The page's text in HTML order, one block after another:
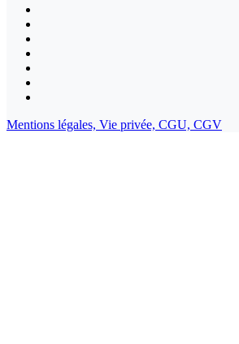
Mentions légales, Vie privée, CGU, CGV